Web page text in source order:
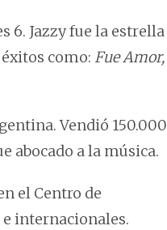
6. Jazzy fue la estrella
como: Fue Amor,
Vendió 150.000
abocado a la música.
el Centro de
e internacionales.